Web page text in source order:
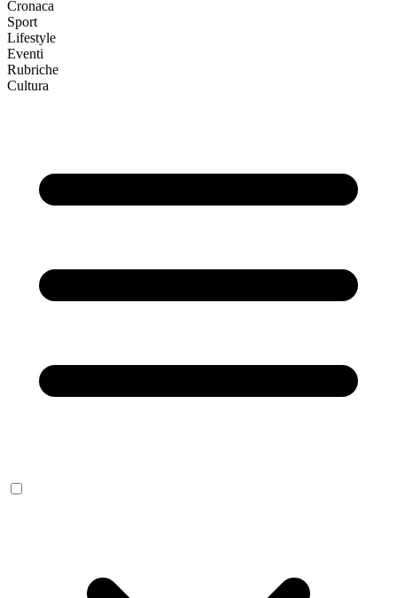
Cronaca
Sport
Lifestyle
Eventi
Rubriche
Cultura